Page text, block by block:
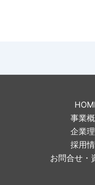
事業
企業
採用
お問合せ・